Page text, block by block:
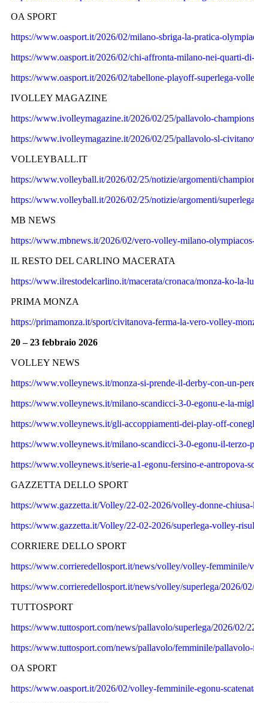
OA SPORT
https://www.oasport.it/2026/02/milano-sbriga-la-pratica-
https://www.oasport.it/2026/02/chi-affronta-milano-nei-quarti-
https://www.oasport.it/2026/02/tabellone-playoff-superlega-
IVOLLEY MAGAZINE
https://www.ivolleymagazine.it/2026/02/25/pallavolo-
https://www.ivolleymagazine.it/2026/02/25/pallavolo-sl-
VOLLEYBALL.IT
https://www.volleyball.it/2026/02/25/notizie/argomenti/
https://www.volleyball.it/2026/02/25/notizie/argomenti/
MB NEWS
https://www.mbnews.it/2026/02/vero-volley-milano-
IL RESTO DEL CARLINO MACERATA
https://www.ilrestodelcarlino.it/macerata/cronaca/monza-ko-la-
PRIMA MONZA
https://primamonza.it/sport/civitanova-ferma-la-vero-volley-
20 – 23 febbraio 2026
VOLLEY NEWS
https://www.volleynews.it/monza-si-prende-il-derby-con-un-
https://www.volleynews.it/milano-scandicci-3-0-egonu-e-la-
https://www.volleynews.it/gli-accoppiamenti-dei-play-off-
https://www.volleynews.it/milano-scandicci-3-0-egonu-il-terzo-
https://www.volleynews.it/serie-a1-egonu-fersino-e-antropova-
GAZZETTA DELLO SPORT
https://www.gazzetta.it/Volley/22-02-2026/volley-donne-
https://www.gazzetta.it/Volley/22-02-2026/superlega-volley-
CORRIERE DELLO SPORT
https://www.corrieredellosport.it/news/volley/volley-femminile/
https://www.corrieredellosport.it/news/volley/superlega/2026/
TUTTOSPORT
https://www.tuttosport.com/news/pallavolo/superlega/2026/02/
https://www.tuttosport.com/news/pallavolo/femminile/
OA SPORT
https://www.oasport.it/2026/02/volley-femminile-egonu-